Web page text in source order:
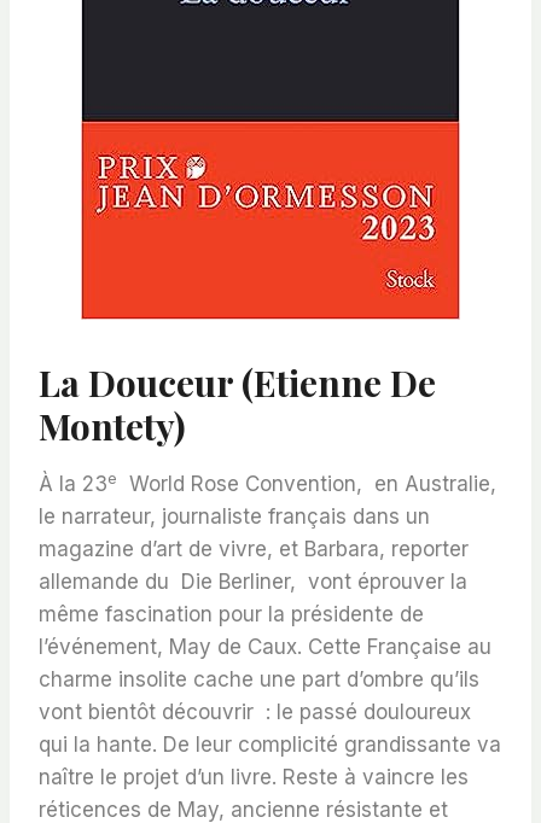
La Douceur (Etienne De
Montety)
À la 23e World Rose Convention, en Australie,
le narrateur, journaliste français dans un
magazine d’art de vivre, et Barbara, reporter
allemande du Die Berliner, vont éprouver la
même fascination pour la présidente de
l’événement, May de Caux. Cette Française au
charme insolite cache une part d’ombre qu’ils
vont bientôt découvrir : le passé douloureux
qui la hante. De leur complicité grandissante va
naître le projet d’un livre. Reste à vaincre les
réticences de May, ancienne résistante et